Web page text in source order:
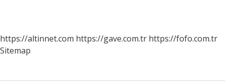
https://altinnet.com https://gave.com.tr https://fofo.com.tr
Sitemap